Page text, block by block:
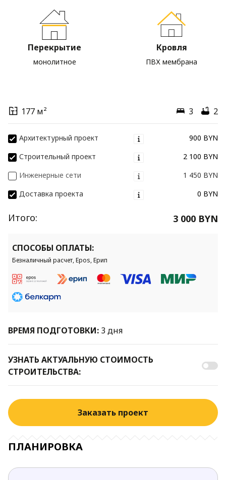
Перекрытие
монолитное
Кровля
ПВХ мембрана
177 м² 3 2
Архитектурный проект
900 BYN
Строительный проект
2 100 BYN
Инженерные сети
1 450 BYN
Доставка проекта
0 BYN
Итого: 3 000 BYN
СПОСОБЫ ОПЛАТЫ:
Безналичный расчет, Epos, Ерип
ВРЕМЯ ПОДГОТОВКИ: 3 дня
УЗНАТЬ АКТУАЛЬНУЮ СТОИМОСТЬ
СТРОИТЕЛЬСТВА:
Заказать проект
ПЛАНИРОВКА